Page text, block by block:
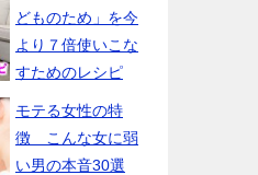
どものため」を今
より７倍使いこな
すためのレシピ
モテる女性の特
徴 こんな女に弱
い男の本音30選